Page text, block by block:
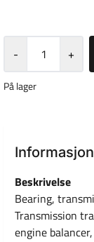
- +
På lager
Informasjon
Beskrivelse
Bearing,
Transmission
engine